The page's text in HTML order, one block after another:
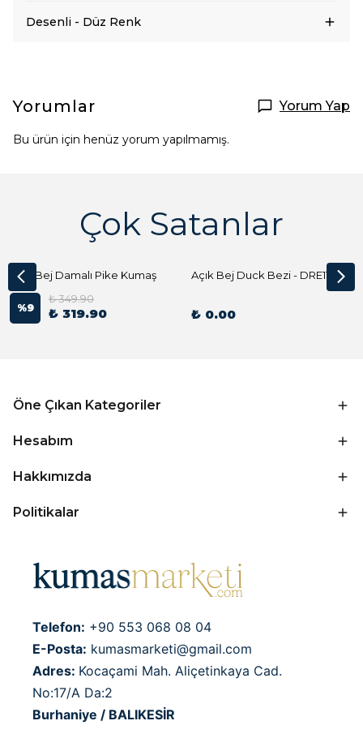
Desenli - Düz Renk
Yorumlar Yorum Yap
Bu ürün için henüz yorum yapılmamış.
Çok Satanlar
Açık Bej Damalı Pike Kumaş
%9
₺ 349.90
₺ 319.90
Açık Bej Duck Bezi - DRE1144 Kumaş Peçete
₺ 0.00
Öne Çıkan Kategoriler
Hesabım
Hakkımızda
Politikalar
Telefon: +90 553 068 08 04
E-Posta: kumasmarketi@gmail.com
Adres: Kocaçami Mah. Aliçetinkaya Cad.
No:17/A Da:2
Burhaniye / BALIKESİR